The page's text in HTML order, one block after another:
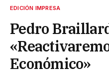
EDICIÓN IMPRESA
Pedro
Económico»